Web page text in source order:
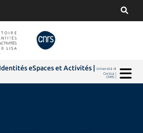
eSpaces et Activités |Università di
Corsica |
CNRS |